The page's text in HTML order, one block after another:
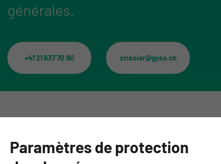
générales.
+41 21 637 70 90 crissier@gyso.ch
Informations
Paramètres de protection